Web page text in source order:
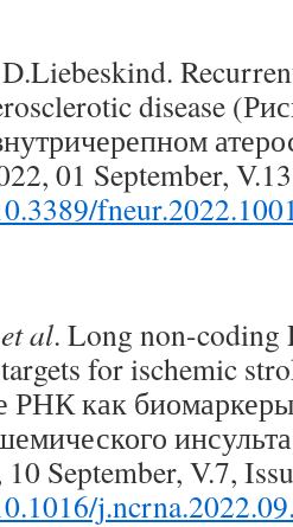
disease
01 September,
et al. Long non-coding
for ischemic
как биомаркеры
10 September, V.7,